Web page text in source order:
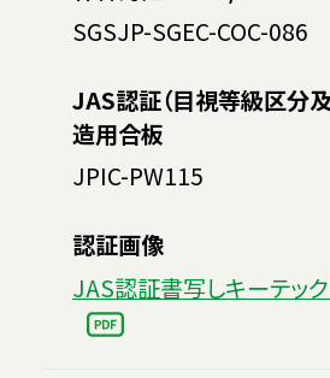
SGSJP-SGEC-COC-086
JAS認証（目視等級区分
造用合板
JPIC-PW115
認証画像
JAS認証書写しキーテッ